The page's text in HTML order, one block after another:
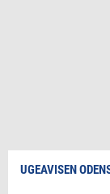
UGEAVISEN